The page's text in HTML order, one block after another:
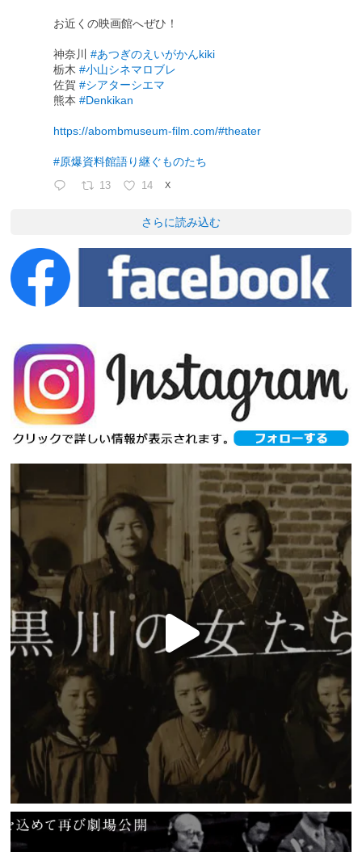
お近くの映画館へぜひ！
神奈川#あつぎのえいがかんkiki
栃木#小山シネマロブレ
佐賀#シアターシエマ
熊本#Denkikan
https://abombmuseum-film.com/#theater
#原爆資料館語り継ぐものたち
13 14 X
さらに読み込む